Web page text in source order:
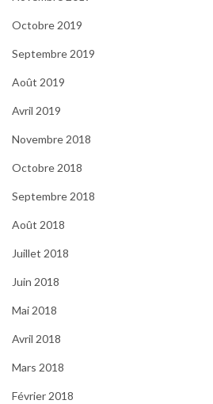
Octobre 2019
Septembre 2019
Août 2019
Avril 2019
Novembre 2018
Octobre 2018
Septembre 2018
Août 2018
Juillet 2018
Juin 2018
Mai 2018
Avril 2018
Mars 2018
Février 2018